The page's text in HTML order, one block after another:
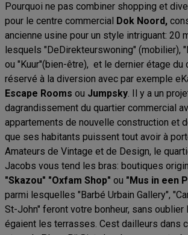
Pourquoi ne pas combiner shopping et
pour le centre commercial Dok Noord,
ancienne usine pour un style intriguant: 20
lesquels "DeDirekteurswoning" (mobilier),
ou "Kuur"(bien-être), et le dernier étage du
réservé à la diversion avec par exemple
Escape Rooms ou Jumpsky. Il y a un
dagrandissement du quartier commercial
appartements de nouvelle construction et
que ses habitants puissent tout avoir à
Amateurs de Vintage et de Design, le
Jacobs vous tend les bras: boutiques
"Skazou" "Oxfam Shop" ou "Mus in een
parmi lesquelles "Barbé Urbain Gallery",
St-John" feront votre bonheur, sans
égaient les terrasses. Cest dailleurs dans